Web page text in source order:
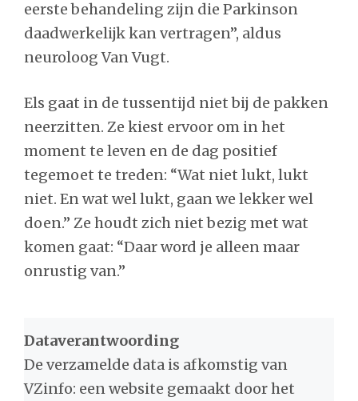
eerste behandeling zijn die Parkinson
daadwerkelijk kan vertragen”, aldus
neuroloog Van Vugt.
Els gaat in de tussentijd niet bij de pakken
neerzitten. Ze kiest ervoor om in het
moment te leven en de dag positief
tegemoet te treden: “Wat niet lukt, lukt
niet. En wat wel lukt, gaan we lekker wel
doen.” Ze houdt zich niet bezig met wat
komen gaat: “Daar word je alleen maar
onrustig van.”
Dataverantwoording
De verzamelde data is afkomstig van
VZinfo: een website gemaakt door het